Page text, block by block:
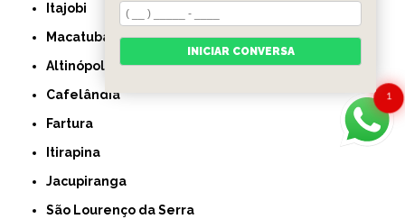
Itajobi
Macatuba
Altinópolis
Cafelândia
Fartura
Itirapina
Jacupiranga
São Lourenço da Serra
1
INICIAR CONVERSA